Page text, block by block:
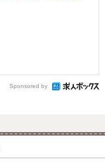
Sponsored by